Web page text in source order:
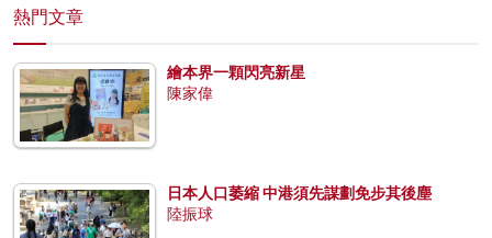
熱門文章
繪本界一顆閃亮新星
陳家偉
日本人口萎縮 中港須先謀劃免步其後塵
陸振球